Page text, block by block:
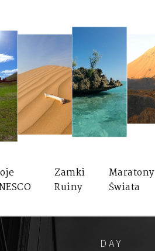
Zamki
Ruiny
Maratony
Świata
DAY